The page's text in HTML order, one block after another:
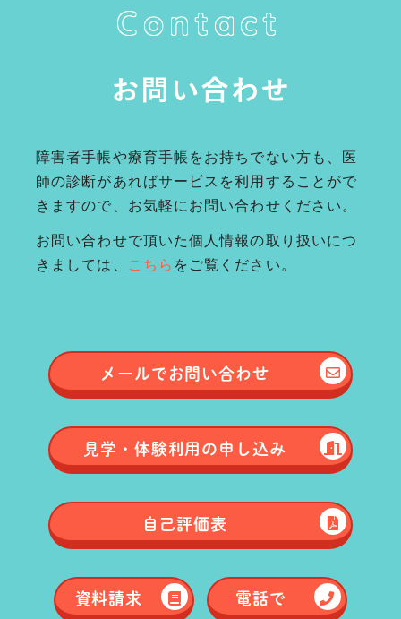
Contact
お問い合わせ
障害者手帳や療育手帳をお持ちでない方も、医
師の診断があればサービスを利用することがで
きますので、お気軽にお問い合わせください。
お問い合わせで頂いた個人情報の取り扱いにつ
きましては、
こちら をご覧ください。
メールでお問い合わせ
見学・体験利用の申し込み
自己評価表
資料請求 電話で